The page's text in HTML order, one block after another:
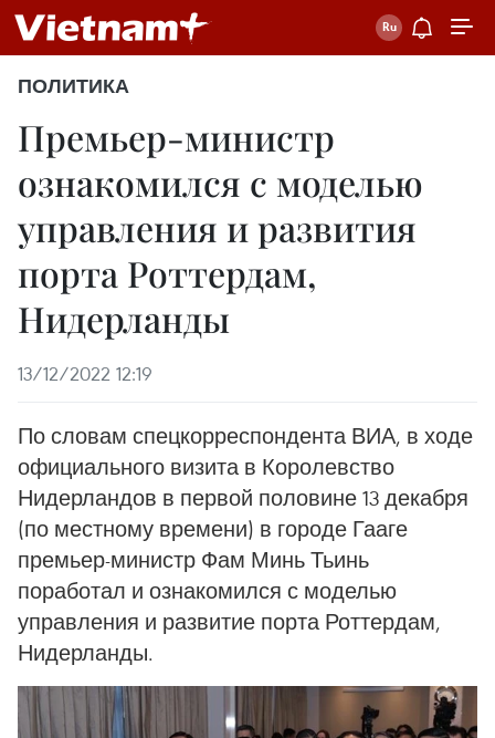
ПОЛИТИКА
Премьер-министр
ознакомился с моделью
управления и развития
порта Роттердам,
Нидерланды
13/12/2022 12:19
По словам спецкорреспондента ВИА, в ходе
официального визита в Королевство
Нидерландов в первой половине 13 декабря
(по местному времени) в городе Гааге
премьер-министр Фам Минь Тьинь
поработал и ознакомился с моделью
управления и развитие порта Роттердам,
Нидерланды.